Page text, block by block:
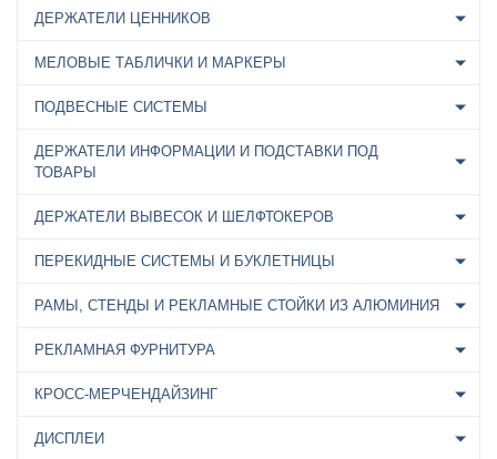
ДЕРЖАТЕЛИ ЦЕННИКОВ
МЕЛОВЫЕ ТАБЛИЧКИ И МАРКЕРЫ
ПОДВЕСНЫЕ СИСТЕМЫ
ДЕРЖАТЕЛИ ИНФОРМАЦИИ И ПОДСТАВКИ ПОД
ТОВАРЫ
ДЕРЖАТЕЛИ ВЫВЕСОК И ШЕЛФТОКЕРОВ
ПЕРЕКИДНЫЕ СИСТЕМЫ И БУКЛЕТНИЦЫ
РАМЫ, СТЕНДЫ И РЕКЛАМНЫЕ СТОЙКИ ИЗ АЛЮМИНИЯ
РЕКЛАМНАЯ ФУРНИТУРА
КРОСС-МЕРЧЕНДАЙЗИНГ
ДИСПЛЕИ